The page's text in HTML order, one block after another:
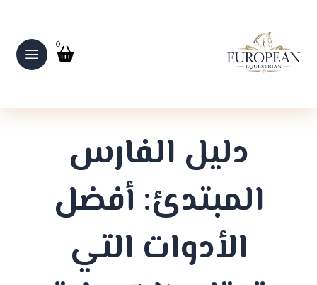
0
دليل الفارس
المبتدئ: أفضل
الأدوات التي